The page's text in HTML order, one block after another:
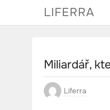
LIFERRA
Miliardář,
Liferra